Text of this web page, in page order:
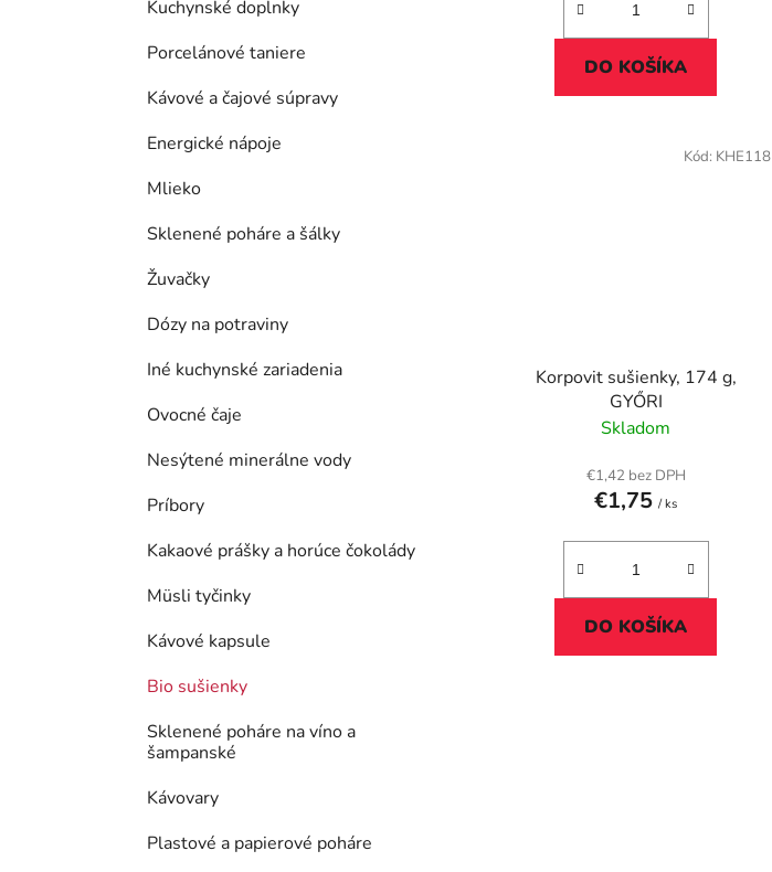
Kuchynské doplnky
Porcelánové taniere
Kávové a čajové súpravy
Energické nápoje
Mlieko
Sklenené poháre a šálky
Žuvačky
Dózy na potraviny
Iné kuchynské zariadenia
Ovocné čaje
Nesýtené minerálne vody
Príbory
Kakaové prášky a horúce čokolády
Müsli tyčinky
Kávové kapsule
Bio sušienky
Sklenené poháre na víno a
šampanské
Kávovary
Plastové a papierové poháre
DO KOŠÍKA
Korpovit sušienky, 174 g,
GYŐRI
Skladom
€1,42 bez DPH
€1,75/ ks
DO KOŠÍKA
Kód: KHE118